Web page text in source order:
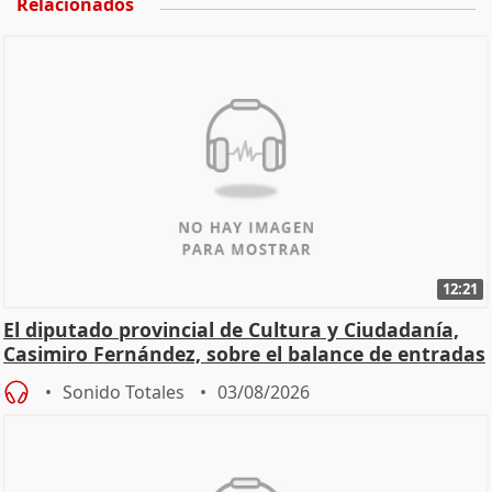
12:21
El diputado provincial de Cultura y Ciudadanía,
Casimiro Fernández, sobre el balance de entradas
Sonido Totales 03/08/2026